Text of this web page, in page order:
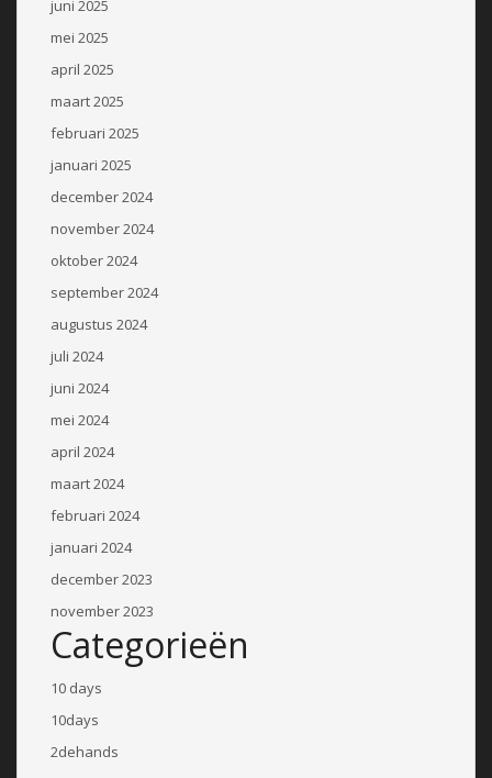
juni 2025
mei 2025
april 2025
maart 2025
februari 2025
januari 2025
december 2024
november 2024
oktober 2024
september 2024
augustus 2024
juli 2024
juni 2024
mei 2024
april 2024
maart 2024
februari 2024
januari 2024
december 2023
november 2023
Categorieën
10 days
10days
2dehands